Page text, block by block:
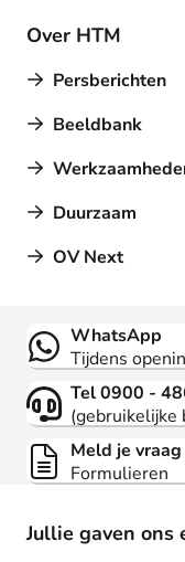
Over HTM
Persberichten
Beeldbank
Duurzaam
OV Next
Jullie gaven ons
Contact
WhatsApp
Tijdens
Tel 0900 -
(gebruikelijke
Meld je
Formulieren